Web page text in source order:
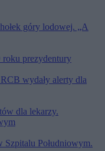
góry lodowej. „A
roku prezydentury
wydały alerty dla
dla lekarzy.
Szpitalu Południowym.